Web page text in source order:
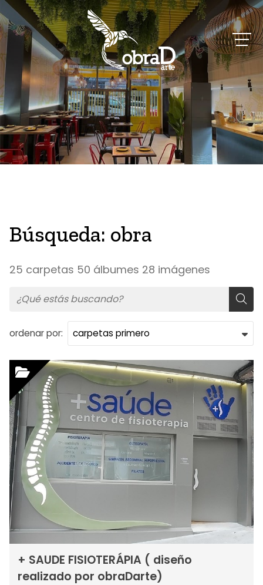
Búsqueda: obra
25 carpetas 50 álbumes 28 imágenes
ordenar por:
+ SAUDE FISIOTERÁPIA ( diseño
realizado por obraDarte)